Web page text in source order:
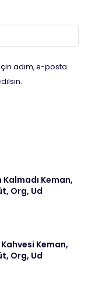
adım, e-posta
Keman,
Org, Ud
Keman,
Org, Ud